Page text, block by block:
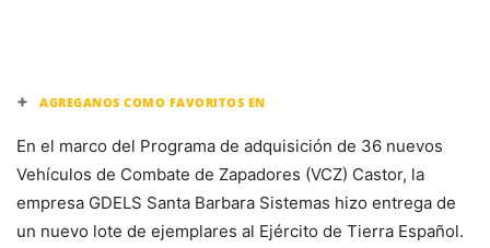
+ AGREGANOS COMO FAVORITOS EN
En el marco del Programa de adquisición de 36 nuevos
Vehículos de Combate de Zapadores (VCZ) Castor, la
empresa GDELS Santa Barbara Sistemas hizo entrega de
un nuevo lote de ejemplares al Ejército de Tierra Español.